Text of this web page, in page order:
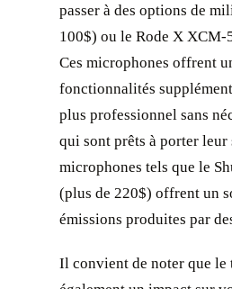
passer à des options de
100$) ou le Rode X XCM-
Ces microphones offrent
fonctionnalités
plus professionnel sans
qui sont prêts à porter
microphones tels que le
(plus de 220$) offrent un
émissions produites par
Il convient de noter que le